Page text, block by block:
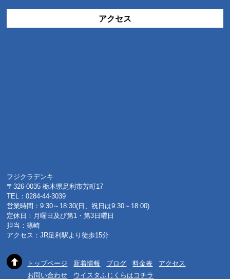
アクセス
フジクラデンキ
〒326-0035 栃木県足利市芳町17
TEL：0284-44-3039
営業時間：9:30～18:30(日、祝日は9:30～18:00)
定休日：月曜日及び第1・第3日曜日
担当：篠崎
アクセス：JR足利駅より徒歩15分
トップページ 新着情報 ブログ 料金表
アクセス
お問い合わせ
ウイスタふじくらはコチラ